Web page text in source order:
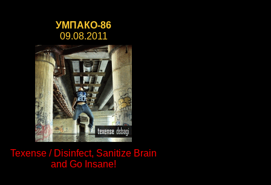
УМПАКО-86
09.08.2011
Texense / Disinfect, Sanitize Brain
and Go Insane!